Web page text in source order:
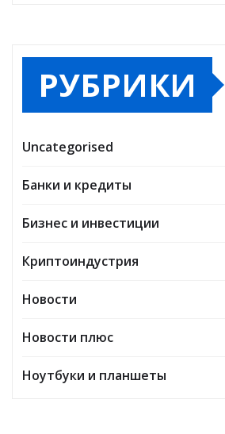
РУБРИКИ
Uncategorised
Банки и кредиты
Бизнес и инвестиции
Криптоиндустрия
Новости
Новости плюс
Ноутбуки и планшеты